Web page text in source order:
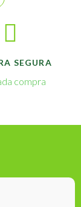
SEGURA
compra